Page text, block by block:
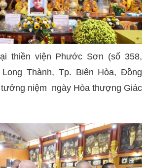
thiền viện Phước Sơn (số 358,
Thành, Tp. Biên Hòa, Đồng
tưởng niệm ngày Hòa thượng Giác